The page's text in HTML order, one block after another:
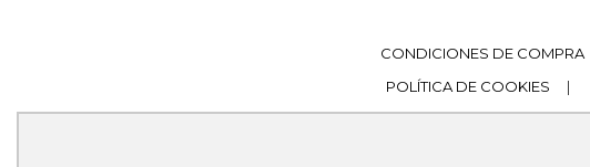
CONDICIONES DE COMPRA
POLÍTICA DE COOKIES
|